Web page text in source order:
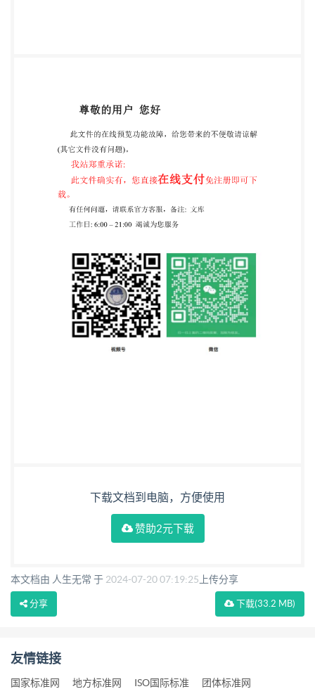
下载文档到电脑，方便使用
赞助2元下载
本文档由 人生无常 于 2024-07-20 07:19:25 上传分享
下载(33.2 MB)
分享
友情链接
国家标准网 地方标准网 ISO国际标准 团体标准网